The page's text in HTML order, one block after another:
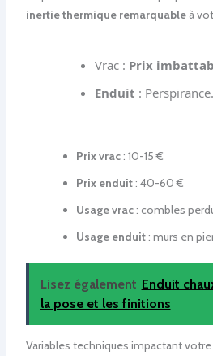
inertie thermique remarquableà
Vrac : Prix
Enduit : Perspirance.
Prix vrac: 10-15 €
Prix enduit: 40-60 €
Usage vrac: combles
Usage enduit: murs en
Lisez également Enduit
la pose et les finitions
Variables techniques impactant